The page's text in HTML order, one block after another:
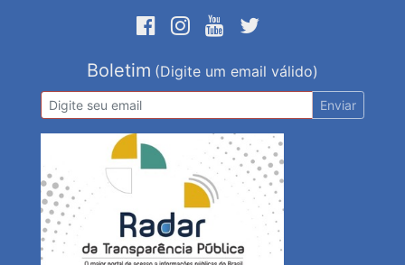
Boletim (Digite um email válido)
Enviar